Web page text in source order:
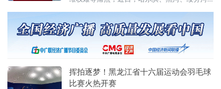
发展战略合作框架协议，这标志着哈黑绥三地
跨境旅游市场监管一体化协同共治机制正式落
地。此举跨区域监管合作，重在立足黑龙江对
俄开放优势、破解跨境文旅治理难题的创新实
绍，本次以“优势互补
挥拍逐梦！黑龙江省十六届运动会羽毛球
比赛火热开赛